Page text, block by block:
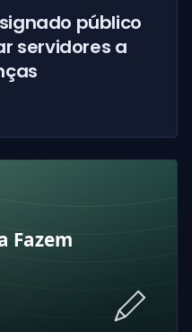
público
servidores a